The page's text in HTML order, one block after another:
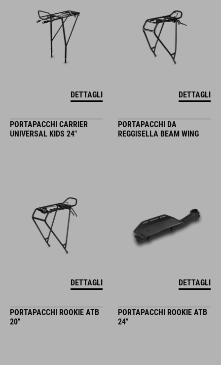
DETTAGLI DETTAGLI
PORTAPACCHI CARRIER
UNIVERSAL KIDS 24"
DETTAGLI
PORTAPACCHI DA
REGGISELLA BEAM WING
DETTAGLI
PORTAPACCHI ROOKIE ATB
20"
PORTAPACCHI ROOKIE ATB
24"